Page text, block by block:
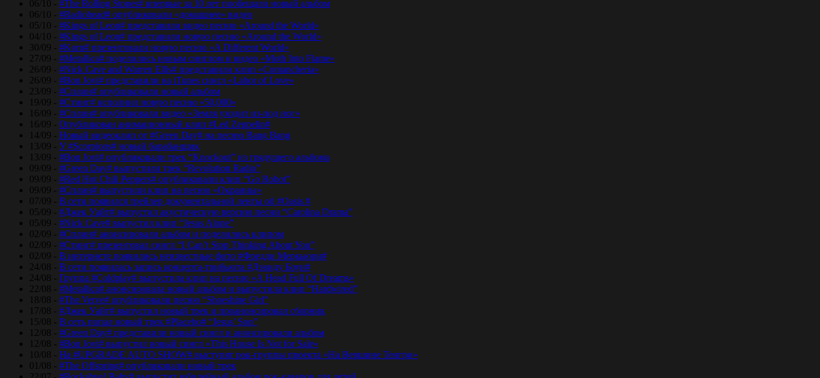
06/10 - #The Rolling Stones# впервые за 10 лет пообещали новый альбом
06/10 - #Radiohead# опубликовали «домашнее» видео
05/10 - #Kings of Leon# представили видео песню «Around the World»
04/10 - #Kings of Leon# представили новую песню «Around the World»
30/09 - #Korn# презентовали новую песню «A Different World»
27/09 - #Metallica# поделились новым синглом и видео «Moth Into Flame»
26/09 - #Nick Cave and Warren Ellis# представили клип «Comancheria»
26/09 - #Bon Jovi# представили на iTunes сингл «Labor of Love»
23/09 - #Сплин# опубликовали новый альбом
19/09 - #Стинг# исполнил новую песню «50,000»
16/09 - #Сплин# опубликовали видео «Земля уходит из-под ног»
16/09 - Опубликован анимационный клип #Led Zeppelin#
14/09 - Новый видеоклип от #Green Day# на песню Bang Bang
13/09 - У #Scorpions# новый барабанщик
13/09 - #Bon Jovi# опубликовали трек “Knockout” из грядущего альбома
09/09 - #Green Day# выпустили трек “Revolution Radio”
09/09 - #Red Hot Chili Peppers# опубликовали клип “Go Robot”
09/09 - #Сплин# выпустили клип на песню «Окраины»
07/09 - В сети появился трейлер документальной ленты об #Oasis #
05/09 - #Джек Уайт# выпустил акустическую версию песни “Carolina Drama”
05/09 - #Nick Cave# выпустил клип “Jesus Alone”
02/09 - #Сплин# анонсировали альбом и поделились клипом
02/09 - #Стинг# презентовал сингл “I Can’t Stop Thinking About You”
02/09 - В интернете появились неизвестные фото #Фредди Меркьюри#
24/08 - В сети появилась запись концерта-трибьюта #Дэвиду Боуи#
24/08 - Группа #Coldplay# выпустила клип на песню «A Head Full Of Dreams»
22/08 - #Metallica# анонсировала новый альбом и выпустила клип “Hardwired”
18/08 - #The Verve# опубликовали песню “Shoeshine Girl”
17/08 - #Джек Уайт# выпустил новый трек и проанонсировал сборник
15/08 - В сеть попал новый трек #Placebo# “Jesus’ Son”
12/08 - #Green Day# представили новый сингл и анонсировали альбом
12/08 - #Bon Jovi# выпустил новый сингл «This House Is Not for Sale»
10/08 - На #UPGRADE AUTO SHOW# выступят рок-группы проекта «На Вершине Тенгри»
01/08 - #The Offspring# опубликовали новый трек